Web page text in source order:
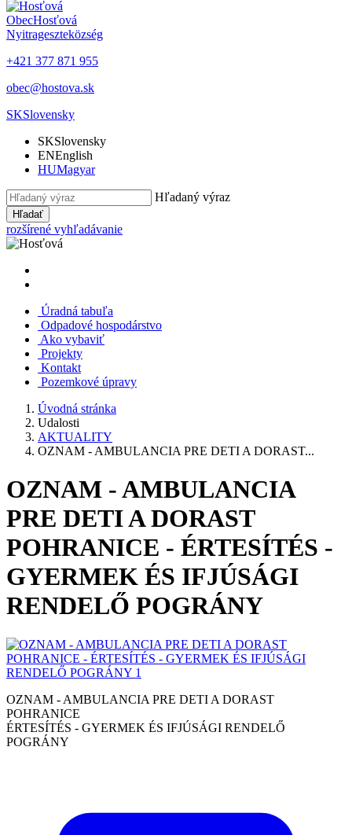
ObecHosťová
Nyitrageszteközség
+421 377 871 955
obec@hostova.sk
SKSlovensky
SKSlovensky
ENEnglish
HUMagyar
Hľadaný výraz
Hľadať
rozšírené vyhľadávanie
Úradná tabuľa
Odpadové hospodárstvo
Ako vybaviť
Projekty
Kontakt
Pozemkové úpravy
Úvodná stránka
Udalosti
AKTUALITY
OZNAM - AMBULANCIA PRE DETI A DORAST...
OZNAM - AMBULANCIA
PRE DETI A DORAST
POHRANICE - ÉRTESÍTÉS -
GYERMEK ÉS IFJÚSÁGI
RENDELŐ POGRÁNY
OZNAM - AMBULANCIA PRE DETI A DORAST
POHRANICE
ÉRTESÍTÉS - GYERMEK ÉS IFJÚSÁGI RENDELŐ
POGRÁNY